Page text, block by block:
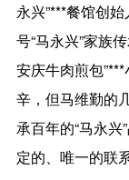
永兴”***餐馆创
号“马永兴”家族
安庆牛肉煎包
辛，但马维勤的
承百年的“马永兴
定的、唯一的联系